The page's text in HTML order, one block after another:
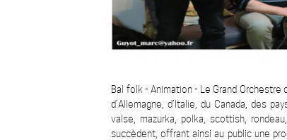
Bal folk - Animation - Le Grand Orchestre
d’Allemagne, d’Italie, du Canada, des
valse, mazurka, polka, scottish,
succèdent, offrant ainsi au public une